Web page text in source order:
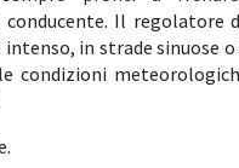
Il regolatore
in strade sinuose
condizioni